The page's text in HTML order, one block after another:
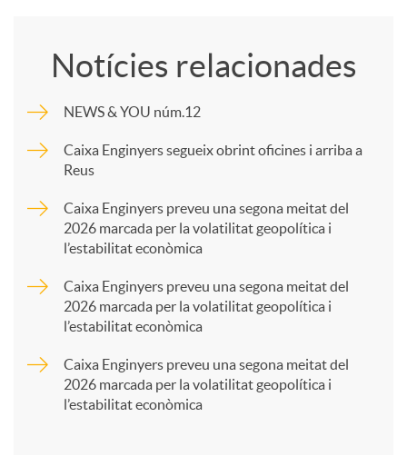
m
p
a
Notícies relacionades
NEWS & YOU núm.12
Caixa Enginyers segueix obrint oficines i arriba a
Reus
Caixa Enginyers preveu una segona meitat del
2026 marcada per la volatilitat geopolítica i
l’estabilitat econòmica
Caixa Enginyers preveu una segona meitat del
2026 marcada per la volatilitat geopolítica i
l’estabilitat econòmica
Caixa Enginyers preveu una segona meitat del
2026 marcada per la volatilitat geopolítica i
l’estabilitat econòmica